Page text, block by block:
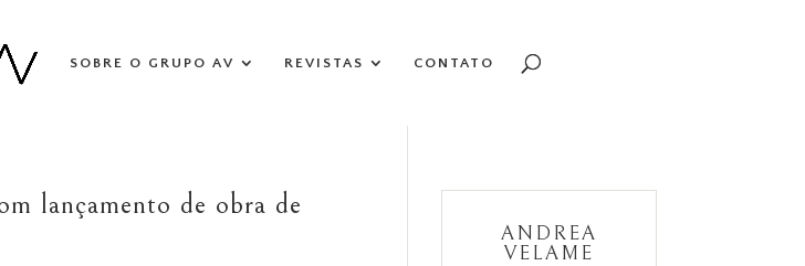
SOBRE O GRUPO AV REVISTAS CONTATO
lançamento de obra de
ANDREA
VELAME